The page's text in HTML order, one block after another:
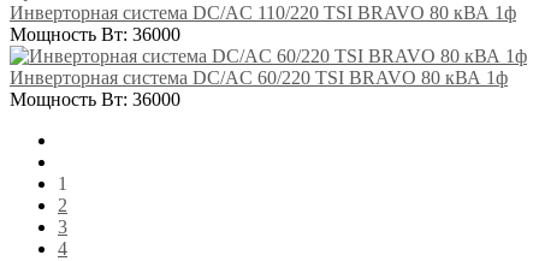
Инверторная система DC/AC 110/220 TSI BRAVO 80 кВА 1ф
Мощность Вт: 36000
Инверторная система DC/AC 60/220 TSI BRAVO 80 кВА 1ф
Мощность Вт: 36000
1
2
3
4